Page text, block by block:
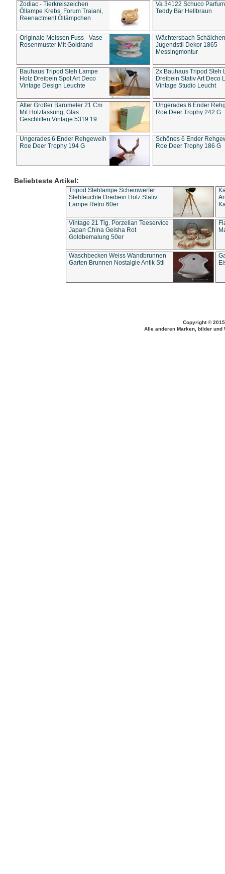
Zodiac - Tierkreiszeichen
Öllampe Krebs, Forum Traiani,
Reenactment Öllämpchen
Va 34122 Schuco
Teddy Bär Hellbraun
Originale Meissen Fuss - Vase
Rosenmuster Mit Goldrand
Wächtersbach Schälchen
Jugendstil Dekor 1865
Messingmontur
Bauhaus Tripod Steh Lampe
Holz Dreibein Spot Art Deco
Vintage Design Leuchte
2x Bauhaus Tripod Steh
Dreibein Stativ Art Deco
Vintage Studio Leucht
Alter Großer Barometer 21 Cm
Mit Holzfassung, Glas
Geschliffen Vintage 5319 19
Ungerades 6 Ender
Roe Deer Trophy 242 G
Ungerades 6 Ender Rehgeweih
Roe Deer Trophy 194 G
Schönes 6 Ender
Roe Deer Trophy 186 G
Beliebteste Artikel:
Tripod Stehlampe Scheinwerfer
Stehleuchte Dreibein Holz Stativ
Lampe Retro 60er
Vintage 21 Tlg. Porzellan Teeservice
Japan China Geisha Rot
Goldbemalung 50er
Waschbecken Weiss Wandbrunnen
Garten Brunnen Nostalgie Antik Stil
Copyright ©
Alle anderen Marken, bilder und